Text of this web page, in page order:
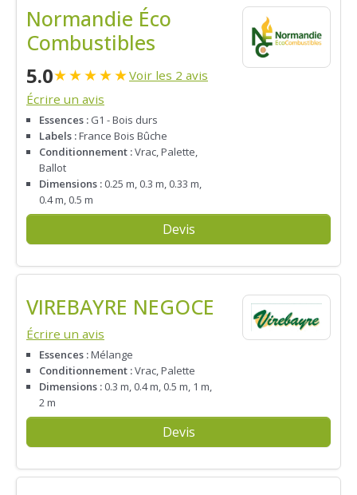
Normandie Éco
Combustibles
5.0★★★★★Voir les 2 avis
Écrire un avis
Essences : G1 - Bois durs
Labels :France Bois Bûche
Conditionnement :Vrac, Palette,
Ballot
Dimensions : 0.25 m, 0.3 m, 0.33 m,
0.4 m, 0.5 m
Devis
VIREBAYRE NEGOCE
Écrire un avis
Essences :Mélange
Conditionnement :Vrac, Palette
Dimensions : 0.3 m, 0.4 m, 0.5 m, 1 m,
2 m
Devis